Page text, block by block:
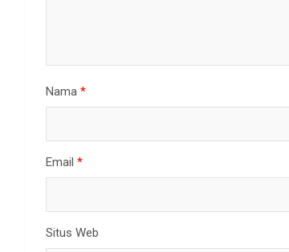
Nama *
Email *
Situs Web